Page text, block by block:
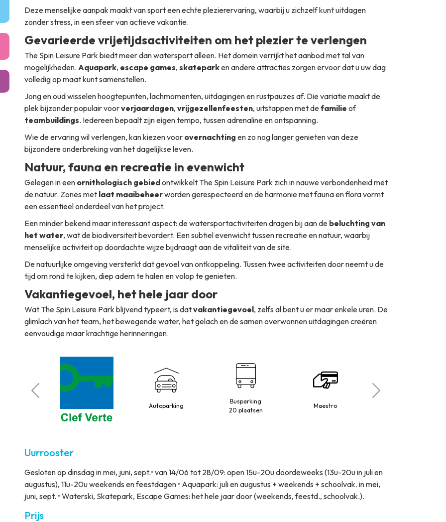
Deze menselijke aanpak maakt van sport een echte plezierervaring, waarbij u zichzelf kunt uitdagen
zonder stress, in een sfeer van actieve vakantie.
Gevarieerde vrijetijdsactiviteiten om het plezier te verlengen
The Spin Leisure Park biedt meer dan watersport alleen. Het domein verrijkt het aanbod met tal van
mogelijkheden. Aquapark, escape games, skateparken andere attracties zorgen ervoor dat u uw dag
volledig op maat kunt samenstellen.
Jong en oud wisselen hoogtepunten, lachmomenten, uitdagingen en rustpauzes af. Die variatie maakt de
plek bijzonder populair voorverjaardagen, vrijgezellenfeesten, uitstappen met defamilie of
teambuildings. Iedereen bepaalt zijn eigen tempo, tussen adrenaline en ontspanning.
Wie de ervaring wil verlengen, kan kiezen voor overnachting en zo nog langer genieten van deze
bijzondere onderbreking van het dagelijkse leven.
Natuur, fauna en recreatie in evenwicht
Gelegen in een ornithologisch gebiedontwikkelt The Spin Leisure Park zich in nauwe verbondenheid met
de natuur. Zones met laat maaibeheerworden gerespecteerd en de harmonie met fauna en flora vormt
een essentieel onderdeel van het project.
Een minder bekend maar interessant aspect: de watersportactiviteiten dragen bij aan de beluchting van
het water, wat de biodiversiteit bevordert. Een subtiel evenwicht tussen recreatie en natuur, waarbij
menselijke activiteit op doordachte wijze bijdraagt aan de vitaliteit van de site.
De natuurlijke omgeving versterkt dat gevoel van ontkoppeling. Tussen twee activiteiten door neemt u de
tijd om rond te kijken, diep adem te halen en volop te genieten.
Vakantiegevoel, het hele jaar door
Wat The Spin Leisure Park blijvend typeert, is datvakantiegevoel, zelfs al bent u er maar enkele uren. De
glimlach van het team, het bewegende water, het gelach en de samen overwonnen uitdagingen creëren
eenvoudige maar krachtige herinneringen.
Autoparking
Busparking
20 plaatsen
Maestro
Uurrooster
Gesloten op dinsdag in mei, juni, sept.• van 14/06 tot 28/09: open 15u-20u doordeweeks (13u-20u in juli en
augustus), 11u-20u weekends en feestdagen • Aquapark: juli en augustus + weekends + schoolvak. in mei,
juni, sept. • Waterski, Skatepark, Escape Games: het hele jaar door (weekends, feestd., schoolvak.).
Prijs